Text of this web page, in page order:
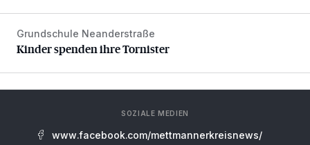
Kinder spenden ihre Tornister
Grundschule Neanderstraße
Kinder spenden ihre Tornister
SOZIALE MEDIEN
www.facebook.com/mettmannerkreisnews/